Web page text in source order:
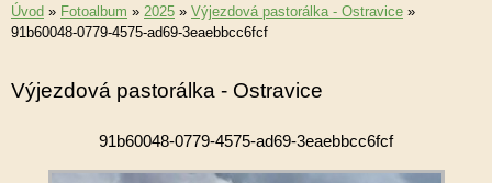
Úvod » Fotoalbum » 2025 » Výjezdová pastorálka - Ostravice »
91b60048-0779-4575-ad69-3eaebbcc6fcf
Výjezdová pastorálka - Ostravice
91b60048-0779-4575-ad69-3eaebbcc6fcf